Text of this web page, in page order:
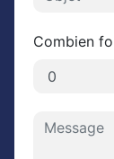
Combien